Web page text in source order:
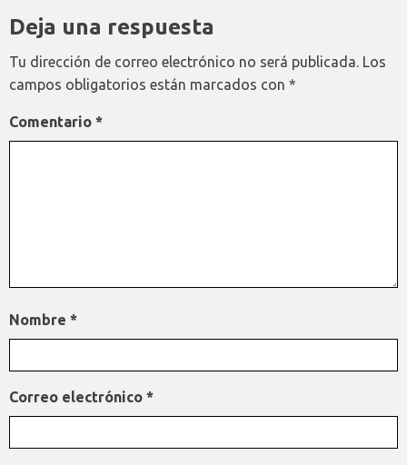
Deja una respuesta
Tu dirección de correo electrónico no será publicada. Los
campos obligatorios están marcados con *
Comentario *
Nombre *
Correo electrónico *